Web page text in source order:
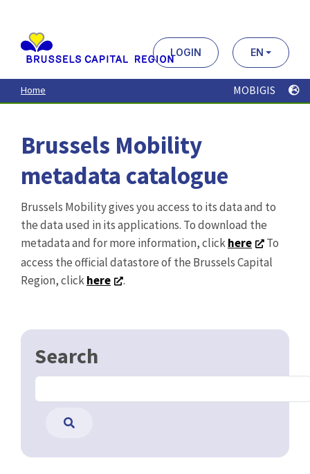
contenu
principal
LOGIN EN
Home MOBIGIS
Brussels Mobility
metadata catalogue
Brussels Mobility gives you access to its data and to
the data used in its applications. To download the
metadata and for more information, clickhere
To
access the official datastore of the Brussels Capital
Region, clickhere .
Search